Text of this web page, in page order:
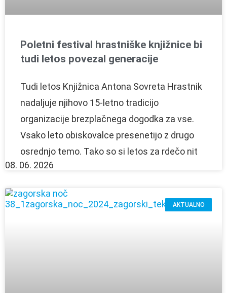
Poletni festival hrastniške knjižnice bi
tudi letos povezal generacije
Tudi letos Knjižnica Antona Sovreta Hrastnik
nadaljuje njihovo 15-letno tradicijo
organizacije brezplačnega dogodka za vse.
Vsako leto obiskovalce presenetijo z drugo
osrednjo temo. Tako so si letos za rdečo nit
08. 06. 2026
AKTUALNO